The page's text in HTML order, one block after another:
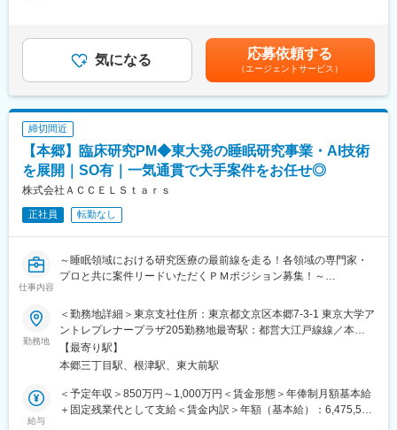
■やりがい：CRCは疾病を抱えた患者さんやそれを治療しようと
奮闘する医師やスタッフなど携わる相手が多いです。現在治療法
がなく苦しんでいる患者さんに対して薬を届けられたり、最前線
で治療にあたる医師やスタッフのサポートを行え、治験が無事に
終了すれば喜びはひとしおです。
■同社の教育体制：同社は同業他社からの転職だけでなく、看護師
など未経験で転職してくる方も多いです。そのため教育体制が充
実しています。入社は原則偶数月と決まっており、同期入社者と
ともに2週間弱本社にて集合研修を行います。会社のことや業務を
遂行する上で必要な法令から実務まで座学中心でロープレを交え
ながら学んでいきます。その後、各拠点に配属され先輩社員から
業務を引継ぎながらOJT担当者とともに医療機関へ同行するな
ど、徐々に業務を身に着けていきます。確認テストやチェックシ
ートを用いながら習熟度を測り、入社後1年程度で一人で担当を持
てるようになります。なお、その後も定期的に中途入社者に対し
・チームワーク：通常は1人で業務にあたることが多いですが、困
ったときや先輩や上司がサポートしてくれるため、安心して進め
られます。また、家族の急な体調不良や突発休の場合にも周囲が
代理対応をしてくれる風土があり、チームワークが強みです。
した。管理職における女性比率も63.6%と、ライフイベントの多
い女性も活躍しやすい環境です。正社員の場合、転勤可能性はあ
気になる 応募依頼する
（エージェントサービス）
締切間近
【本郷】臨床研究PM◆東大発の睡眠研究事業・AI技術
を展開｜SO有｜一気通貫で大手案件をお任せ◎
株式会社ＡＣＣＥＬＳｔａｒｓ
正社員 転勤なし
仕事内容
～睡眠領域における研究医療の最前線を走る！各領域の専門家・
プロと共に案件リードいただくＰＭポジション募集！～
■会社概要
株式会社ACCELStarsは、東京大学発のメディカル・スリープテ
ック企業として、睡眠を高精度に計測・解析するウェアラブルデ
バイスとAI解析クラウドを基盤に、医療・研究・ヘルスケア領域
の事業を展開しています。研究領域では、睡眠測定に特化したデ
バイスや解析クラウドを用い、研究計画～測定～解析までをワン
ストップで支援するサービスも提供しています。
勤務地
＜勤務地詳細＞東京支社住所：東京都文京区本郷7-3-1 東京大学ア
ントレプレナープラザ205勤務地最寄駅：都営大江戸線線／本郷
三丁目駅受動喫煙対策：屋内全面禁煙変更の範囲：会社の定める
事業所（リモートワーク含む）
【最寄り駅】
本郷三丁目駅、根津駅、東大前駅
給与
＜予定年収＞850万円～1,000万円＜賃金形態＞年俸制月額基本給
＋固定残業代として支給＜賃金内訳＞年額（基本給）：6,475,596